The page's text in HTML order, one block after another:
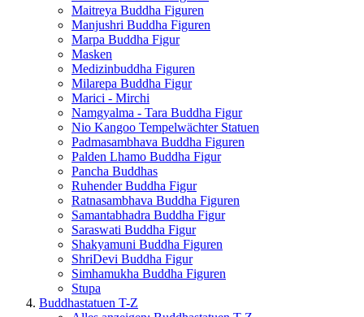
Maitreya Buddha Figuren
Manjushri Buddha Figuren
Marpa Buddha Figur
Masken
Medizinbuddha Figuren
Milarepa Buddha Figur
Marici - Mirchi
Namgyalma - Tara Buddha Figur
Nio Kangoo Tempelwächter Statuen
Padmasambhava Buddha Figuren
Palden Lhamo Buddha Figur
Pancha Buddhas
Ruhender Buddha Figur
Ratnasambhava Buddha Figuren
Samantabhadra Buddha Figur
Saraswati Buddha Figur
Shakyamuni Buddha Figuren
ShriDevi Buddha Figur
Simhamukha Buddha Figuren
Stupa
Buddhastatuen T-Z